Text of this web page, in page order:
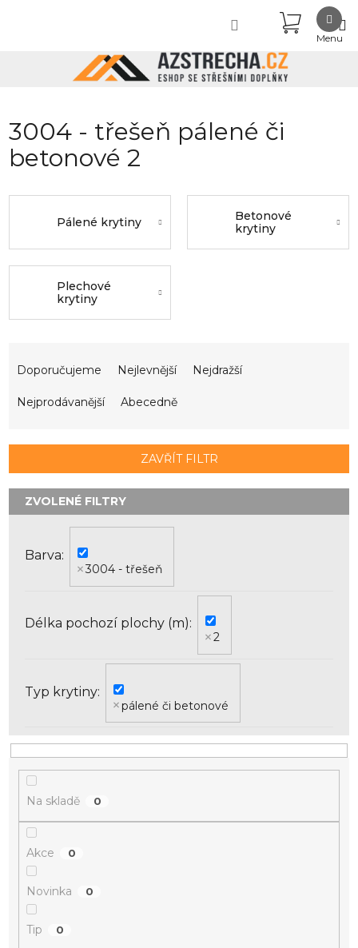
KOŠÍK
3004 - třešeň pálené či
betonové 2
Pálené krytiny
Betonové
krytiny
Plechové
krytiny
r
o
Doporučujeme Nejlevnější Nejdražší
Nejprodávanější Abecedně
ZAVŘÍT FILTR
Barva
3004 - třešeň
Délka pochozí plochy (m)
2
Typ krytiny
pálené či betonové
Na skladě 0
Akce 0
Novinka 0
Tip 0